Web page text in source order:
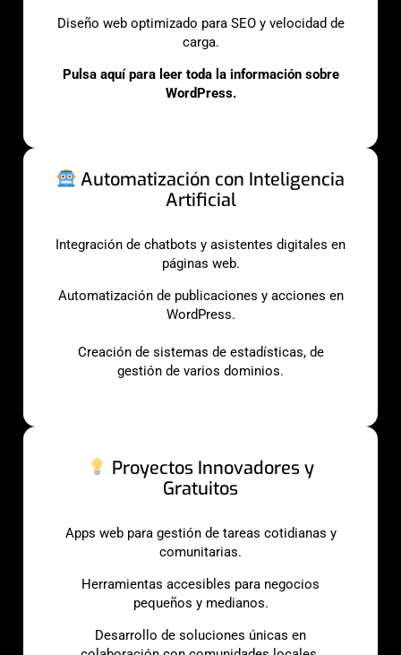
Diseño web optimizado para SEO y velocidad de
carga.
Pulsa aquí para leer toda la información sobre
WordPress.
Automatización con Inteligencia
Artificial
Integración de chatbots y asistentes digitales en
páginas web.
Automatización de publicaciones y acciones en
WordPress.
Creación de sistemas de estadísticas, de
gestión de varios dominios.
Proyectos Innovadores y
Gratuitos
Apps web para gestión de tareas cotidianas y
comunitarias.
Herramientas accesibles para negocios
pequeños y medianos.
Desarrollo de soluciones únicas en